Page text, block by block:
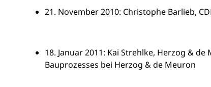
21. November 2010: Christophe Barlieb,
18. Januar 2011: Kai Strehlke, Herzog &
Bauprozesses bei Herzog & de Meuron